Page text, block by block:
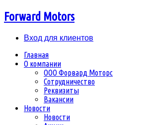
Forward Motors
Вход для клиентов
Главная
О компании
ООО Форвард Моторс
Сотрудничество
Реквизиты
Вакансии
Новости
Новости